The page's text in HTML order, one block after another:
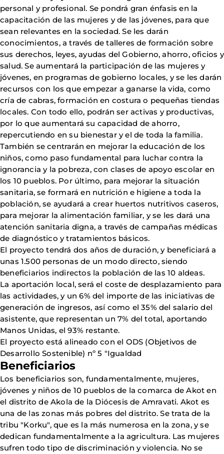
personal y profesional. Se pondrá gran énfasis en la
capacitación de las mujeres y de las jóvenes, para que
sean relevantes en la sociedad. Se les darán
conocimientos, a través de talleres de formación sobre
sus derechos, leyes, ayudas del Gobierno, ahorro, oficios y
salud. Se aumentará la participación de las mujeres y
jóvenes, en programas de gobierno locales, y se les darán
recursos con los que empezar a ganarse la vida, como
cría de cabras, formación en costura o pequeñas tiendas
locales. Con todo ello, podrán ser activas y productivas,
por lo que aumentará su capacidad de ahorro,
repercutiendo en su bienestar y el de toda la familia.
También se centrarán en mejorar la educación de los
niños, como paso fundamental para luchar contra la
ignorancia y la pobreza, con clases de apoyo escolar en
los 10 pueblos. Por último, para mejorar la situación
sanitaria, se formará en nutrición e higiene a toda la
población, se ayudará a crear huertos nutritivos caseros,
para mejorar la alimentación familiar, y se les dará una
atención sanitaria digna, a través de campañas médicas
de diagnóstico y tratamientos básicos.
El proyecto tendrá dos años de duración, y beneficiará a
unas 1.500 personas de un modo directo, siendo
beneficiarios indirectos la población de las 10 aldeas.
La aportación local, será el coste de desplazamiento para
las actividades, y un 6% del importe de las iniciativas de
generación de ingresos, así como el 35% del salario del
asistente, que representan un 7% del total, aportando
Manos Unidas, el 93% restante.
El proyecto está alineado con el ODS (Objetivos de
Desarrollo Sostenible) nº 5 "Igualdad
Beneficiarios
Los beneficiarios son, fundamentalmente, mujeres,
jóvenes y niños de 10 pueblos de la comarca de Akot en
el distrito de Akola de la Diócesis de Amravati. Akot es
una de las zonas más pobres del distrito. Se trata de la
tribu "Korku", que es la más numerosa en la zona, y se
dedican fundamentalmente a la agricultura. Las mujeres
sufren todo tipo de discriminación y violencia. No se